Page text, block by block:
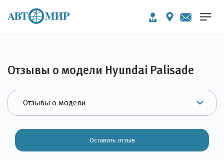
Отзывы о модели Hyundai Palisade
Оставить отзыв